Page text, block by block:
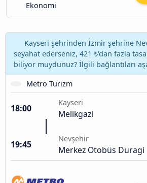
Ekonomi
Kayseri şehrinden İzmir şehrine
seyahat ederseniz, 421 ₺'dan fazla
biliyor muydunuz? İlgili bağlantıları
Metro Turizm
18:00
Kayseri
Melikgazi
19:45
Nevşehir
Merkez Otobüs Duragi